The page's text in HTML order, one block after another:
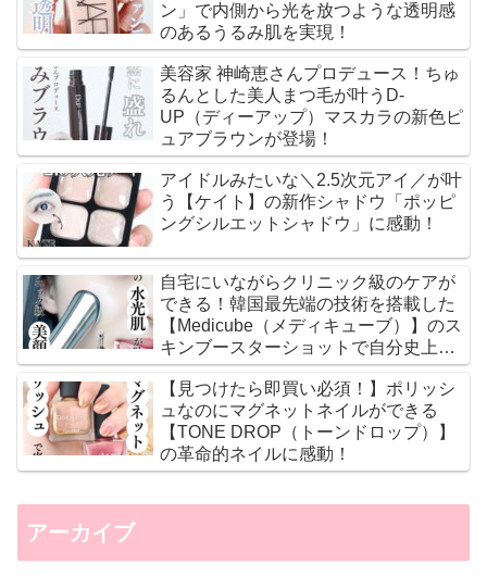
ン」で内側から光を放つような透明感
のあるうるみ肌を実現！
美容家 神崎恵さんプロデュース！ちゅ
るんとした美人まつ毛が叶うD-
UP（ディーアップ）マスカラの新色ピ
ュアブラウンが登場！
アイドルみたいな＼2.5次元アイ／が叶
う【ケイト】の新作シャドウ「ポッピ
ングシルエットシャドウ」に感動！
自宅にいながらクリニック級のケアが
できる！韓国最先端の技術を搭載した
【Medicube（メディキューブ）】のス
キンブースターショットで自分史上最
高のツヤ肌に♡
【見つけたら即買い必須！】ポリッシ
ュなのにマグネットネイルができる
【TONE DROP（トーンドロップ）】
の革命的ネイルに感動！
アーカイブ